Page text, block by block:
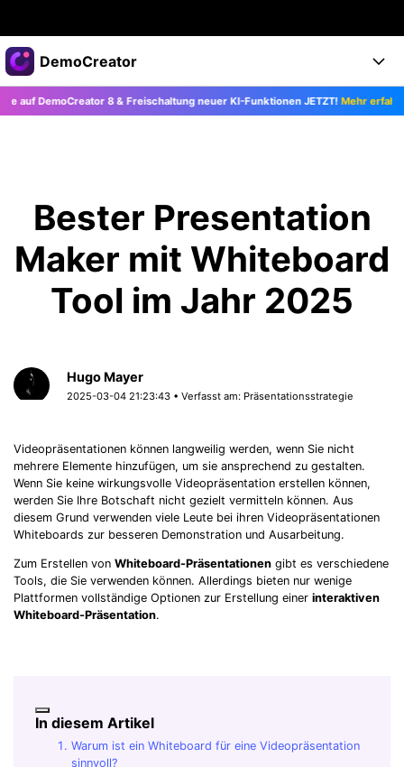
Top-Produkte
KI-gestützte digitale Kreativität
Dienstprogramme
Business
DemoCreator
Produkte
Alle Funktionen >
KI Tipps
Alle KI Funktionen >
DemoCreator für
Mehr Lösungen finden >
Hilfezentrum
Business
DOWNLOAD JETZT KAUFENAnmelden
DemoCreator 8 & Freischaltung neuer KI-Funktionen JETZT!Mehr erfahren >>
Bester Presentation
Maker mit Whiteboard
Tool im Jahr 2025
Hugo Mayer
2025-03-04 21:23:43 • Verfasst am: Präsentationsstrategie
Videopräsentationen können langweilig werden, wenn Sie nicht
mehrere Elemente hinzufügen, um sie ansprechend zu gestalten.
Wenn Sie keine wirkungsvolle Videopräsentation erstellen können,
werden Sie Ihre Botschaft nicht gezielt vermitteln können. Aus
diesem Grund verwenden viele Leute bei ihren Videopräsentationen
Whiteboards zur besseren Demonstration und Ausarbeitung.
Zum Erstellen von Whiteboard-Präsentationen gibt es verschiedene
Tools, die Sie verwenden können. Allerdings bieten nur wenige
Plattformen vollständige Optionen zur Erstellung einer interaktiven
Whiteboard-Präsentation.
In diesem Artikel
Warum ist ein Whiteboard für eine Videopräsentation
sinnvoll?